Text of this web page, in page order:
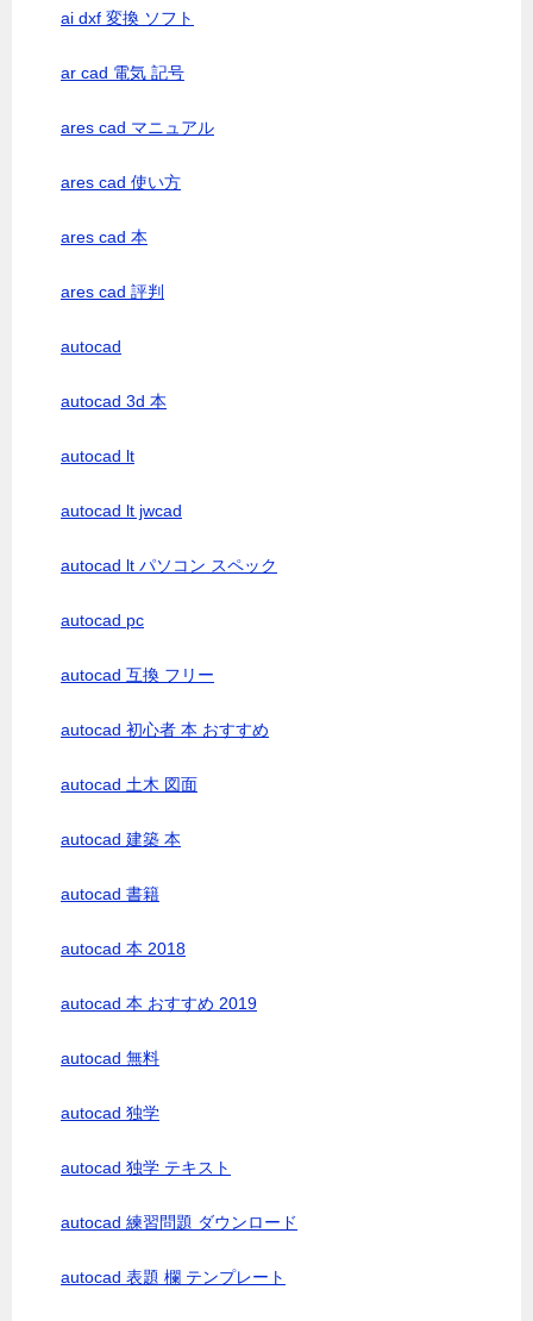
ai dxf 変換 ソフト
ar cad 電気 記号
ares cad マニュアル
ares cad 使い方
ares cad 本
ares cad 評判
autocad
autocad 3d 本
autocad lt
autocad lt jwcad
autocad lt パソコン スペック
autocad pc
autocad 互換 フリー
autocad 初心者 本 おすすめ
autocad 土木 図面
autocad 建築 本
autocad 書籍
autocad 本 2018
autocad 本 おすすめ 2019
autocad 無料
autocad 独学
autocad 独学 テキスト
autocad 練習問題 ダウンロード
autocad 表題 欄 テンプレート